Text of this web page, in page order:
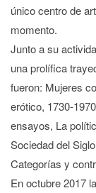
único centro de
momento.
Junto a su
una prolífica
fueron: Mujeres
erótico, 1730-
ensayos, La
Sociedad del
Categorías y
En octubre 2017